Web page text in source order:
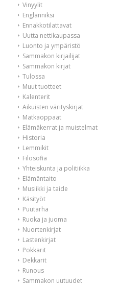
Vinyylit
Englanniksi
Ennakkotilattavat
Uutta nettikaupassa
Luonto ja ympäristö
Sammakon kirjailijat
Sammakon kirjat
Tulossa
Muut tuotteet
Kalenterit
Aikuisten värityskirjat
Matkaoppaat
Elämäkerrat ja muistelmat
Historia
Lemmikit
Filosofia
Yhteiskunta ja politiikka
Elämäntaito
Musiikki ja taide
Käsityöt
Puutarha
Ruoka ja juoma
Nuortenkirjat
Lastenkirjat
Pokkarit
Dekkarit
Runous
Sammakon uutuudet